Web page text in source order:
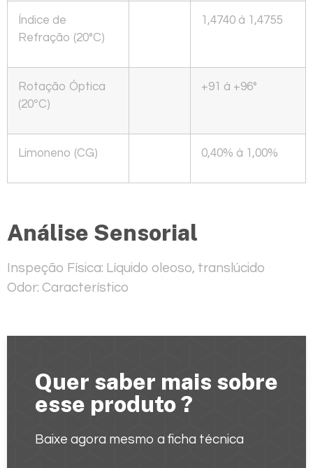
Quer saber mais sobre
esse produto ?
Baixe agora mesmo a ficha técnica
Índice de
Refração (20°C)
1,4740 à 1,4755
Rotação Óptica
(20ºC)
+91 à +96°
Limoneno (CG) 0,40% à 1,00%
Análise Sensorial
Inspeção Física: Líquido oleoso, translúcido
Odor: Característico